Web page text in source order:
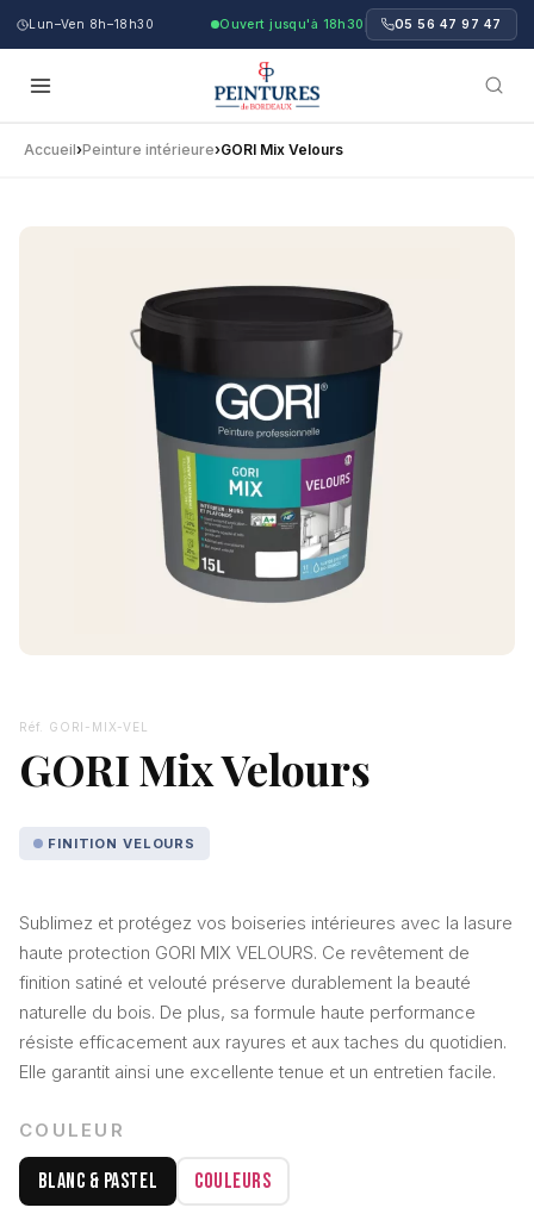
Lun–Ven 8h–18h30 Ouvert jusqu'à 18h30 05 56 47 97 47
Accueil›Peinture intérieure›GORI Mix Velours
Réf. GORI-MIX-VEL
GORI Mix Velours
FINITION VELOURS
Sublimez et protégez vos boiseries intérieures avec la lasure
haute protection GORI MIX VELOURS. Ce revêtement de
finition satiné et velouté préserve durablement la beauté
naturelle du bois. De plus, sa formule haute performance
résiste efficacement aux rayures et aux taches du quotidien.
Elle garantit ainsi une excellente tenue et un entretien facile.
COULEUR
Blanc & Pastel Couleurs